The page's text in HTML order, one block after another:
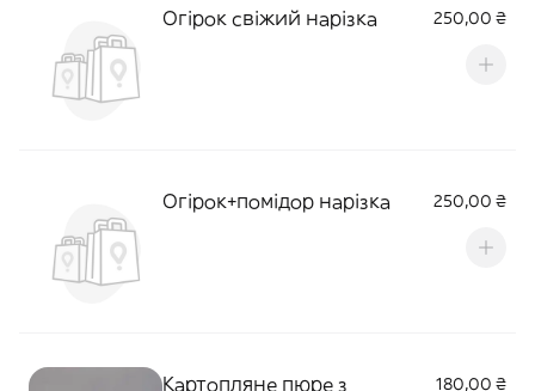
Огірок свіжий нарізка 250,00 ₴
Огірок+помідор нарізка 250,00 ₴
Картопляне пюре з
180,00 ₴